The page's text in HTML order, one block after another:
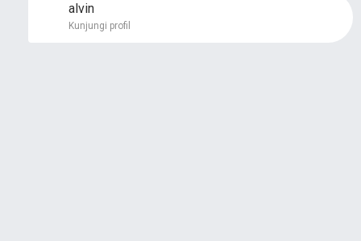
alvin
Kunjungi profil